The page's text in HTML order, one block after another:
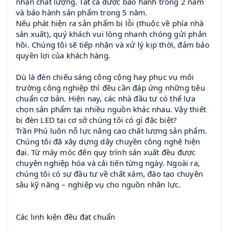
và bảo hành sản phẩm trong 5 năm.
Nếu phát hiện ra sản phẩm bị lỗi (thuộc về phía nhà
sản xuất), quý khách vui lòng nhanh chóng gửi phản
hồi. Chúng tôi sẽ tiếp nhận và xử lý kịp thời, đảm bảo
quyền lợi của khách hàng.
Dù là đèn chiếu sáng công cộng hay phục vụ môi
trường công nghiệp thì đều cần đáp ứng những tiêu
chuẩn cơ bản. Hiện nay, các nhà đầu tư có thể lựa
chọn sản phẩm tại nhiều nguồn khác nhau. Vậy thiết
bị đèn LED tại cơ sở chúng tôi có gì đặc biệt?
Trần Phú luôn nỗ lực nâng cao chất lượng sản phẩm.
Chúng tôi đã xây dựng dây chuyền công nghệ hiện
đại. Từ máy móc đến quy trình sản xuất đều được
chuyên nghiệp hóa và cải tiến từng ngày. Ngoài ra,
chúng tôi có sự đầu tư về chất xám, đào tạo chuyên
sâu kỹ năng – nghiệp vụ cho nguồn nhân lực.
Các linh kiện đều đạt chuẩn